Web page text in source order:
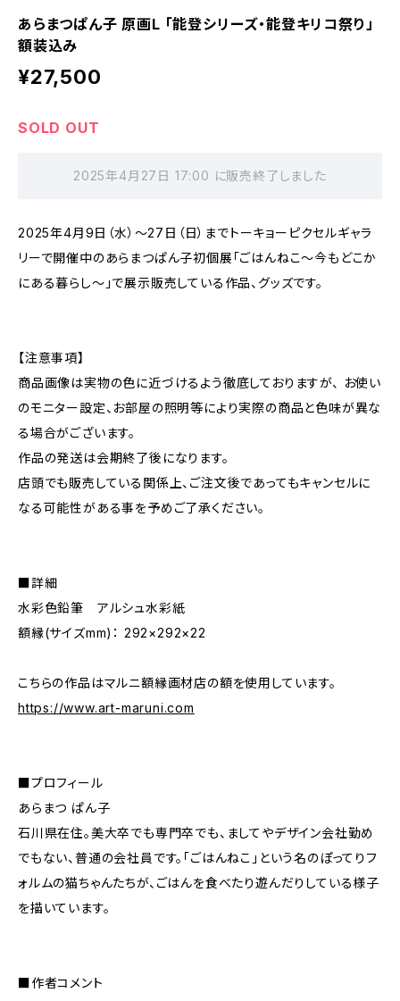
あらまつぱん子 原画L 「能登シリーズ・能登キリコ祭り」
額装込み
¥27,500
SOLD OUT
2025年4月27日 17:00 に販売終了しました
2025年4月9日（水）～27日（日）までトーキョーピクセルギャラ
リーで開催中のあらまつぱん子初個展「ごはんねこ～今もどこか
にある暮らし～」で展示販売している作品、グッズです。
【注意事項】
商品画像は実物の色に近づけるよう徹底しておりますが、 お使い
のモニター設定、お部屋の照明等により実際の商品と色味が異な
る場合がございます。
作品の発送は会期終了後になります。
店頭でも販売している関係上、ご注文後であってもキャンセルに
なる可能性がある事を予めご了承ください。
■詳細
水彩色鉛筆 アルシュ水彩紙
額縁(サイズmm)： 292×292×22
こちらの作品はマルニ額縁画材店の額を使用しています。
https://www.art-maruni.com
■プロフィール
あらまつ ぱん子
石川県在住。美大卒でも専門卒でも、ましてやデザイン会社勤め
でもない、普通の会社員です。「ごはんねこ」という名のぽってりフ
ォルムの猫ちゃんたちが、ごはんを食べたり遊んだりしている様子
を描いています。
■作者コメント